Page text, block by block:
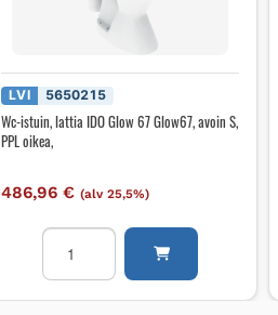
LVI 5650215
Wc-istuin, lattia IDO Glow 67 Glow67, avoin S,
PPL oikea,
486,96€ (alv 25,5%)
Wc-
istuin,
lattia